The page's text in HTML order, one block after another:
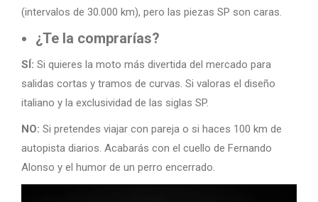
(intervalos de 30.000 km), pero las piezas SP son caras.
¿Te la comprarías?
SÍ: Si quieres la moto más divertida del mercado para
salidas cortas y tramos de curvas. Si valoras el diseño
italiano y la exclusividad de las siglas SP.
NO: Si pretendes viajar con pareja o si haces 100 km de
autopista diarios. Acabarás con el cuello de Fernando
Alonso y el humor de un perro encerrado.